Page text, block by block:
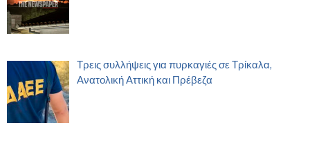
Τρεις συλλήψεις για πυρκαγιές σε Τρίκαλα,
Ανατολική Αττική και Πρέβεζα